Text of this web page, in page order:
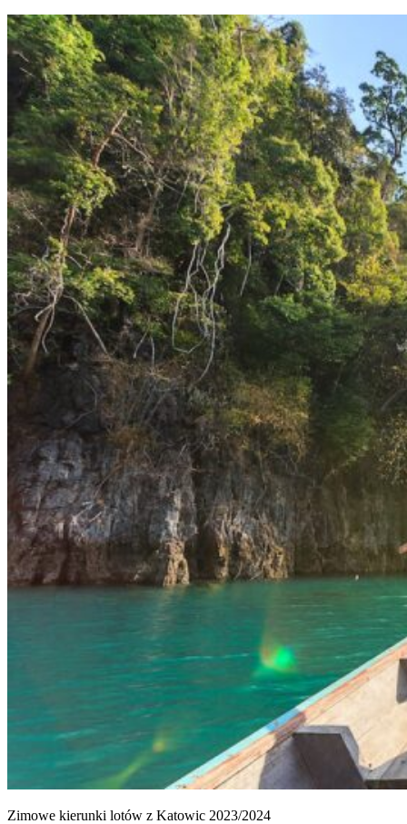
Zimowe kierunki lotów z Katowic 2023/2024